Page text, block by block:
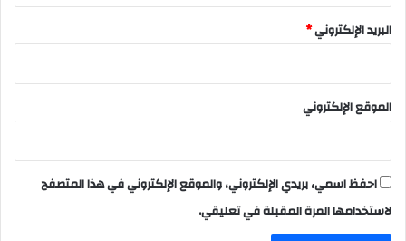
البريد الإلكتروني*
الموقع الإلكتروني
احفظ اسمي، بريدي الإلكتروني، والموقع الإلكتروني في هذا المتصفح
لاستخدامها المرة المقبلة في تعليقي.